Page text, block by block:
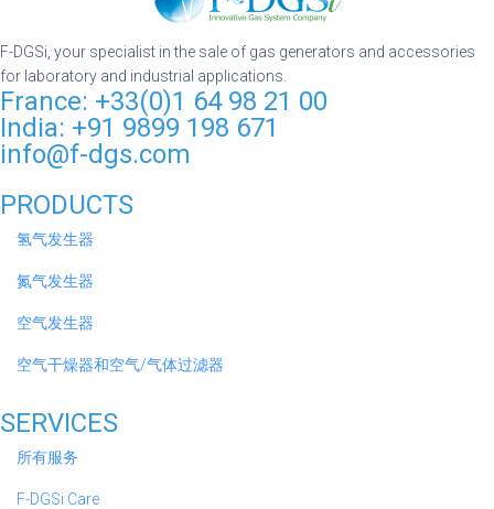
F-DGSi, your specialist in the sale of gas generators and accessories
for laboratory and industrial applications.
France: +33(0)1 64 98 21 00
India: +91 9899 198 671
info@f-dgs.com
PRODUCTS
氢气发生器
氮气发生器
空气发生器
空气干燥器和空气/气体过滤器
SERVICES
所有服务
F-DGSi Care